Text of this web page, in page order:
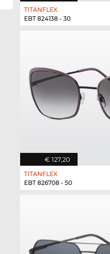
TITANFLEX
EBT 824138 - 30
€ 127,20
TITANFLEX
EBT 826708 - 50